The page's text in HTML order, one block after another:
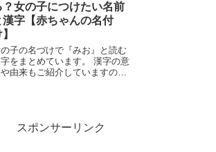
？女の子につけたい名前
漢字【赤ちゃんの名付
子の名づけで『みお』と読む
をまとめています。 漢字の意
由来もご紹介していますの
スポンサーリンク